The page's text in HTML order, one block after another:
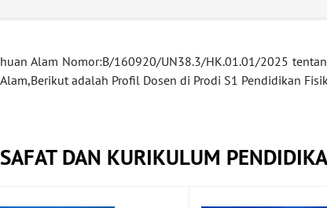
Alam Nomor:B/160920/UN38.3/HK.01.01/2025
adalah Profil Dosen di Prodi S1 Pendidikan
DAN KURIKULUM